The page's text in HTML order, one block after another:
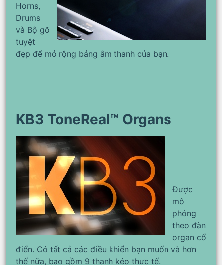
Horns,
Drums
và Bộ gõ
tuyệt
đẹp để mở rộng bảng âm thanh của bạn.
KB3 ToneReal™ Organs
Được
mô
phỏng
theo đàn
organ cổ
điển. Có tất cả các điều khiển bạn muốn và hơn
thế nữa, bao gồm 9 thanh kéo thực tế.